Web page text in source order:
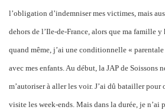
l’obligation d’indemniser mes victimes, mais
dehors de l’Ile-de-France, alors que ma famille y
quand même, j’ai une conditionnelle «
avec mes enfants. Au début, la JAP de Soissons
m’autoriser à aller les voir. J’ai dû batailler
visite les week-ends. Mais dans la durée, je n’ai